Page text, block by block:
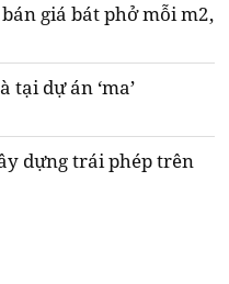
giá bát phở mỗi m2,
dự án ‘ma’
dựng trái phép trên